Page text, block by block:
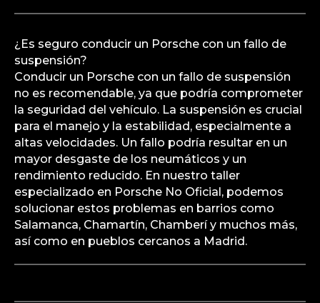
¿Es seguro conducir un Porsche con un fallo de
suspensión?
Conducir un Porsche con un fallo de suspensión
no es recomendable, ya que podría comprometer
la seguridad del vehículo. La suspensión es crucial
para el manejo y la estabilidad, especialmente a
altas velocidades. Un fallo podría resultar en un
mayor desgaste de los neumáticos y un
rendimiento reducido. En nuestro taller
especializado en Porsche No Oficial, podemos
solucionar estos problemas en barrios como
Salamanca, Chamartín, Chamberí y muchos más,
así como en pueblos cercanos a Madrid.